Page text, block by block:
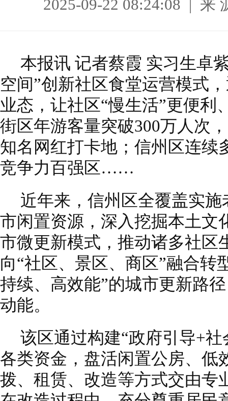
2025-09-22 08:24:08 | 来
本报讯 记者蔡霞 实习生卓
空间”创新社区食堂运营模式
业态，让社区“慢生活”更便利
街区年游客量突破300万人次
知名网红打卡地；信州区连续
竞争力百强区……
近年来，信州区全覆盖实
市闲置资源，深入挖掘本土文
市微更新模式，推动诸多社区
向“社区、景区、商区”融合转
持续、高效能”的城市更新路
动能。
该区通过构建“政府引导+
各类资金，盘活闲置公房、低
拨、租赁、改造等方式交由专